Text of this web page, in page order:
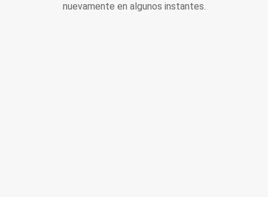
nuevamente en algunos instantes.